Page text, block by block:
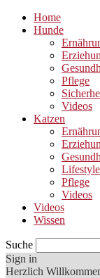
Home
Hunde
Pflege
Videos
Katzen
Lifestyle
Pflege
Videos
Videos
Wissen
Suche
Sign in
Herzlich